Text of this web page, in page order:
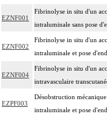
EZNF001
Fibrinolyse in situ d'un
intraluminale sans pose
EZNF002
Fibrinolyse in situ d'un
intraluminale et pose
EZNF004
Fibrinolyse in situ d'un
intravasculaire
EZPF003
Désobstruction
intraluminale et pose